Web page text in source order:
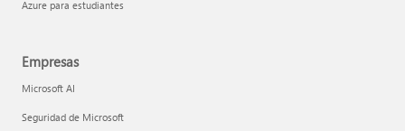
Azure para estudiantes
Empresas
Microsoft AI
Seguridad de Microsoft